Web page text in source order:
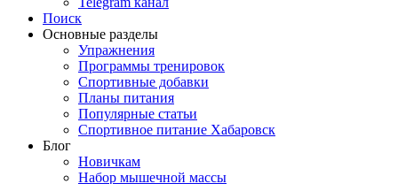
Поиск
Основные разделы
Упражнения
Программы тренировок
Спортивные добавки
Планы питания
Популярные статьи
Спортивное питание Хабаровск
Блог
Новичкам
Набор мышечной массы